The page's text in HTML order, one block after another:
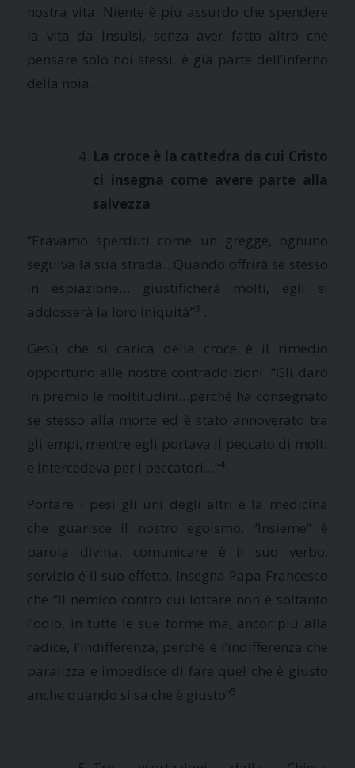
nostra vita. Niente è più assurdo che spendere
la vita da insulsi, senza aver fatto altro che
pensare solo noi stessi, è già parte dell’inferno
della noia.
La croce è la cattedra da cui Cristo
ci insegna come avere parte alla
salvezza
“Eravamo sperduti come un gregge, ognuno
seguiva la sua strada…Quando offrirà se stesso
in espiazione… giustificherà molti, egli si
addosserà la loro iniquità”3 .
Gesù che si carica della croce è il rimedio
opportuno alle nostre contraddizioni. “Gli darò
in premio le moltitudini…perché ha consegnato
se stesso alla morte ed è stato annoverato tra
gli empi, mentre egli portava il peccato di molti
e intercedeva per i peccatori…“4.
Portare i pesi gli uni degli altri è la medicina
che guarisce il nostro egoismo. “Insieme” è
parola divina, comunicare è il suo verbo,
servizio é il suo effetto. Insegna Papa Francesco
che “Il nemico contro cui lottare non è soltanto
l’odio, in tutte le sue forme ma, ancor più alla
radice, l’indifferenza; perché è l’indifferenza che
paralizza e impedisce di fare quel che è giusto
anche quando si sa che è giusto”5